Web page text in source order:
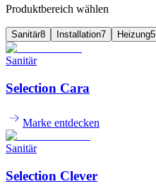
Produktbereich wählen
Sanitär8 Installation7 Heizung5
Sanitär
Selection Cara
Marke entdecken
Sanitär
Selection Clever